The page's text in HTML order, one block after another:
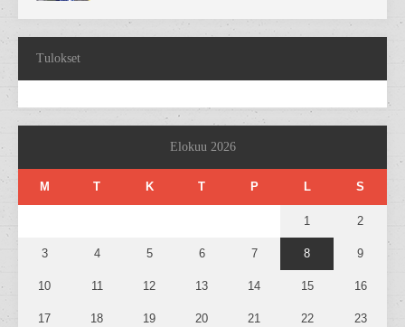
Tulokset
Elokuu 2026
M T K T P L S
1 2
3 4 5 6 7 8 9
10 11 12 13 14 15 16
17 18 19 20 21 22 23